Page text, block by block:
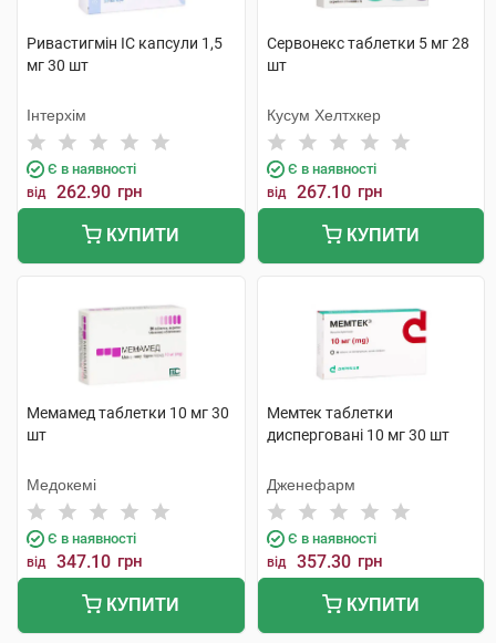
Ривастигмін IC капсули 1,5
мг 30 шт
Інтерхім
Є в наявності
від 262.90 грн
КУПИТИ
Сервонекс таблетки 5 мг 28
шт
Кусум Хелтхкер
Є в наявності
від 267.10 грн
КУПИТИ
Мемамед таблетки 10 мг 30
шт
Медокемі
Є в наявності
від 347.10 грн
КУПИТИ
Мемтек таблетки
дисперговані 10 мг 30 шт
Дженефарм
Є в наявності
від 357.30 грн
КУПИТИ